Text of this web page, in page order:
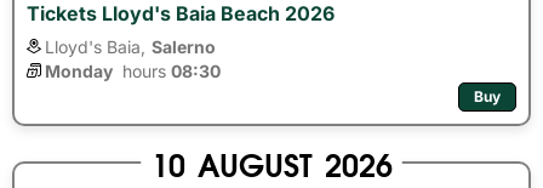
Tickets Lloyd's Baia Beach 2026
Lloyd's Baia, Salerno
Monday hours 08:30
Buy
10 AUGUST 2026